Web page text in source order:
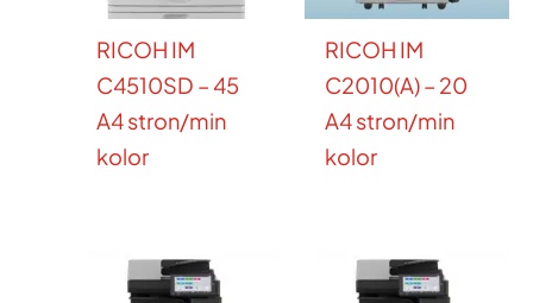
RICOH IM
C4510SD – 45
A4 stron/min
kolor
RICOH IM
C2010(A) – 20
A4 stron/min
kolor